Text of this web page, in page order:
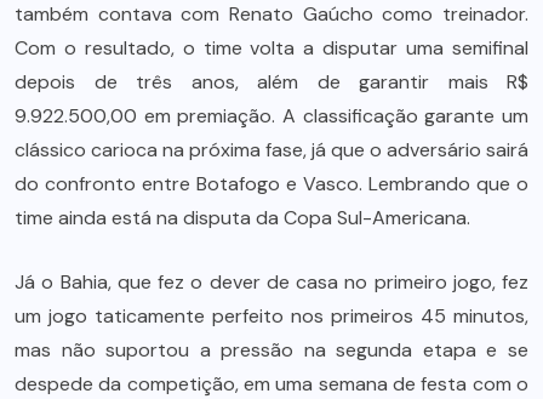
também contava com Renato Gaúcho como treinador.
Com o resultado, o time volta a disputar uma semifinal
depois de três anos, além de garantir mais R$
9.922.500,00 em premiação. A classificação garante um
clássico carioca na próxima fase, já que o adversário sairá
do confronto entre Botafogo e Vasco. Lembrando que o
time ainda está na disputa da Copa Sul-Americana.
Já o Bahia, que fez o dever de casa no primeiro jogo, fez
um jogo taticamente perfeito nos primeiros 45 minutos,
mas não suportou a pressão na segunda etapa e se
despede da competição, em uma semana de festa com o